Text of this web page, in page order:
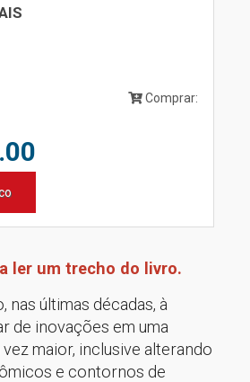
Comprar:
ler um trecho do livro.
nas últimas décadas, à
de inovações em uma
maior, inclusive alterando
e contornos de